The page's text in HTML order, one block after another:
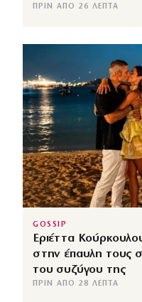
ΠΡΙΝ ΑΠΌ 26 ΛΕΠΤΆ
GOSSIP
Εριέττα
στην έπαυλη τους
του συζύγου της
ΠΡΙΝ ΑΠΌ 28 ΛΕΠΤΆ